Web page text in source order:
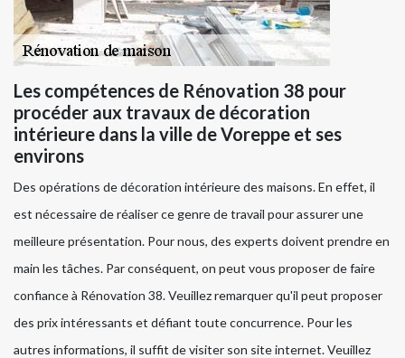
Les compétences de Rénovation 38 pour
procéder aux travaux de décoration
intérieure dans la ville de Voreppe et ses
environs
Des opérations de décoration intérieure des maisons. En effet, il
est nécessaire de réaliser ce genre de travail pour assurer une
meilleure présentation. Pour nous, des experts doivent prendre en
main les tâches. Par conséquent, on peut vous proposer de faire
confiance à Rénovation 38. Veuillez remarquer qu'il peut proposer
des prix intéressants et défiant toute concurrence. Pour les
autres informations, il suffit de visiter son site internet. Veuillez